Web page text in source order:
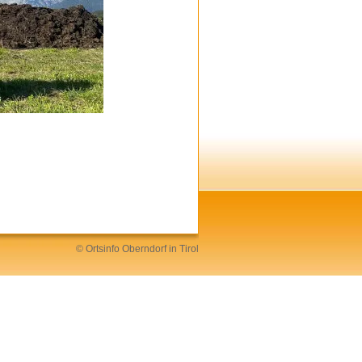
© Ortsinfo Oberndorf in Tirol